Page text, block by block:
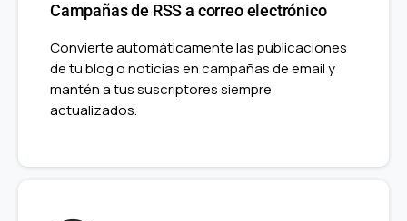
Campañas de RSS a correo electrónico
Convierte automáticamente las publicaciones
de tu blog o noticias en campañas de email y
mantén a tus suscriptores siempre
actualizados.